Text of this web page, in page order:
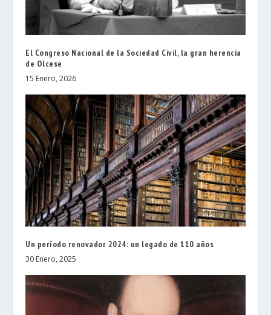
El Congreso Nacional de la Sociedad Civil, la gran herencia
de Olcese
15 Enero, 2026
Un período renovador 2024: un legado de 110 años
30 Enero, 2025